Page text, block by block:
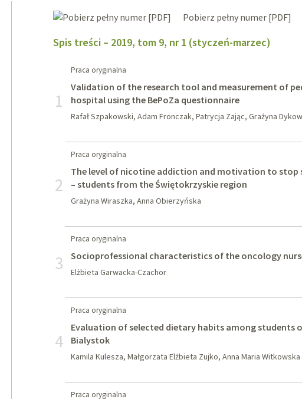
Pobierz pełny numer [PDF]
Spis treści – 2019, tom 9, nr 1 (styczeń-marzec)
1
Praca oryginalna
Validation of the research tool and measurement of
hospital using the BePoZa questionnaire
Rafał Szpakowski, Adam Fronczak, Patrycja Zając, Grażyna
2
Praca oryginalna
The level of nicotine addiction and motivation to stop
– students from the Świętokrzyskie region
Grażyna Wiraszka, Anna Obierzyńska
3
Praca oryginalna
Socioprofessional characteristics of the oncology
Elżbieta Garwacka-Czachor
4
Praca oryginalna
Evaluation of selected dietary habits among students
Bialystok
Kamila Kulesza, Małgorzata Elżbieta Zujko, Anna Maria Witkowska
Praca oryginalna